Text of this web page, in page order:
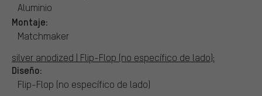
Aluminio
Montaje:
Matchmaker
silver anodized | Flip-Flop (no específico de lado):
Diseño:
Flip-Flop (no específico de lado)